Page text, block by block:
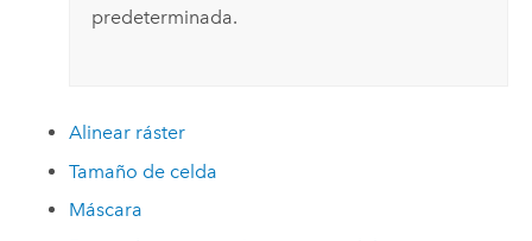
predeterminada.
Alinear ráster
Tamaño de celda
Máscara